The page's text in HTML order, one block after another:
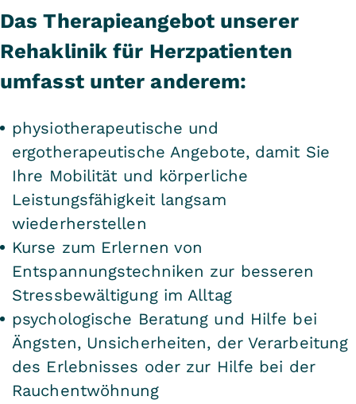
Das Therapieangebot unserer
Rehaklinik für Herzpatienten
umfasst unter anderem:
physiotherapeutische und
ergotherapeutische Angebote, damit Sie
Ihre Mobilität und körperliche
Leistungsfähigkeit langsam
wiederherstellen
Kurse zum Erlernen von
Entspannungstechniken zur besseren
Stressbewältigung im Alltag
psychologische Beratung und Hilfe bei
Ängsten, Unsicherheiten, der Verarbeitung
des Erlebnisses oder zur Hilfe bei der
Rauchentwöhnung